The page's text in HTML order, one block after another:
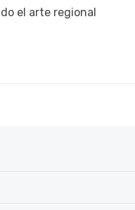
el arte regional